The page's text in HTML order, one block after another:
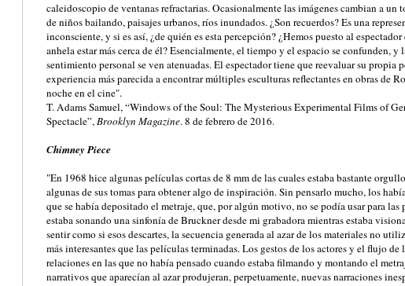
caleidoscopio de ventanas refractarias. Ocasionalmente las imágenes cambian a un
de niños bailando, paisajes urbanos, ríos inundados. ¿Son recuerdos? Es una
inconsciente, y si es así, ¿de quién es esta percepción? ¿Hemos puesto al
anhela estar más cerca de él? Esencialmente, el tiempo y el espacio se confunden, y
sentimiento personal se ven atenuadas. El espectador tiene que reevaluar su propia
experiencia más parecida a encontrar múltiples esculturas reflectantes en obras de
noche en el cine".
T. Adams Samuel, “Windows of the Soul: The Mysterious Experimental Films of
Spectacle”, Brooklyn Magazine. 8 de febrero de 2016.
Chimney Piece
"En 1968 hice algunas películas cortas de 8 mm de las cuales estaba bastante
algunas de sus tomas para obtener algo de inspiración. Sin pensarlo mucho, los
que se había depositado el metraje, que, por algún motivo, no se podía usar para las
estaba sonando una sinfonía de Bruckner desde mi grabadora mientras estaba
sentir como si esos descartes, la secuencia generada al azar de los materiales no
más interesantes que las películas terminadas. Los gestos de los actores y el flujo de
relaciones en las que no había pensado cuando estaba filmando y montando el
narrativos que aparecían al azar produjeran, perpetuamente, nuevas narraciones